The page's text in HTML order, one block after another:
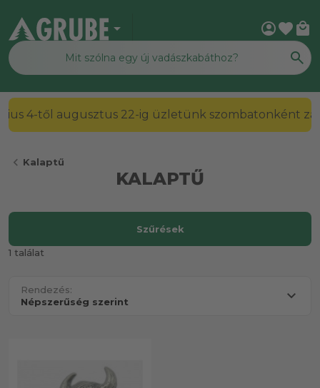
arrow_drop_down account_circlefavorite local_mall
2026. július 4-től augusztus 22-ig üzletünk
chevron_left Kalaptű
KALAPTŰ
1 találat
Rendezés:
Szűrések